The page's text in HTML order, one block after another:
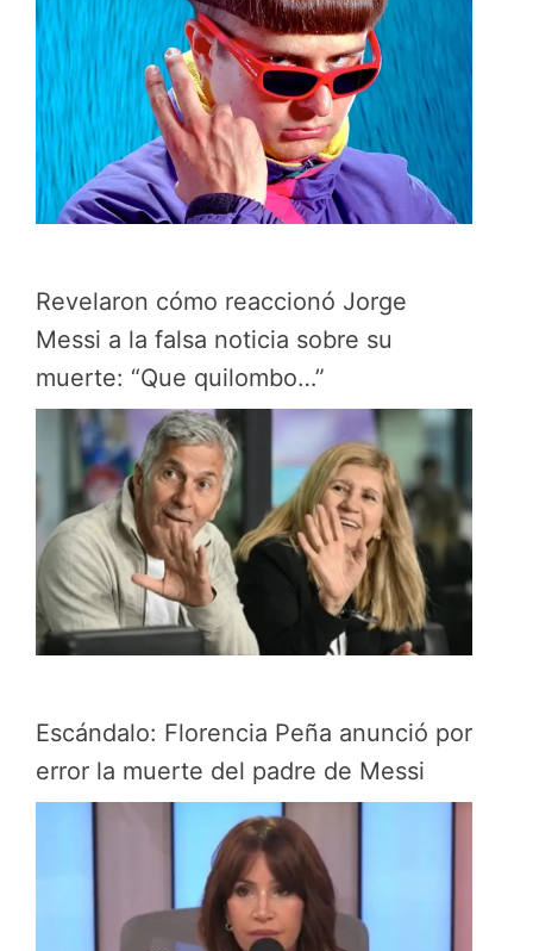
Revelaron cómo reaccionó Jorge
Messi a la falsa noticia sobre su
muerte: “Que quilombo…”
Escándalo: Florencia Peña anunció por
error la muerte del padre de Messi